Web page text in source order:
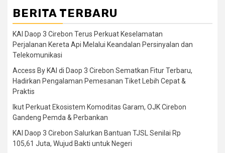
BERITA TERBARU
KAI Daop 3 Cirebon Terus Perkuat Keselamatan
Perjalanan Kereta Api Melalui Keandalan Persinyalan dan
Telekomunikasi
Access By KAI di Daop 3 Cirebon Sematkan Fitur Terbaru,
Hadirkan Pengalaman Pemesanan Tiket Lebih Cepat &
Praktis
Ikut Perkuat Ekosistem Komoditas Garam, OJK Cirebon
Gandeng Pemda & Perbankan
KAI Daop 3 Cirebon Salurkan Bantuan TJSL Senilai Rp
105,61 Juta, Wujud Bakti untuk Negeri